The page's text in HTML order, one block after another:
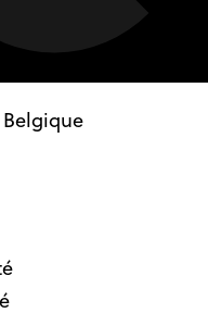
Belgique